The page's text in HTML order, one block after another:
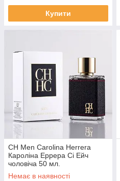
Купити
CH Men Carolina Herrera
Кароліна Еррера Сі Ейч
чоловіча 50 мл.
Немає в наявності